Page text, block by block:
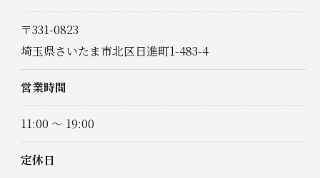
〒331-0823
埼玉県さいたま市北区日進町1-483-4
営業時間
11:00 ～ 19:00
定休日